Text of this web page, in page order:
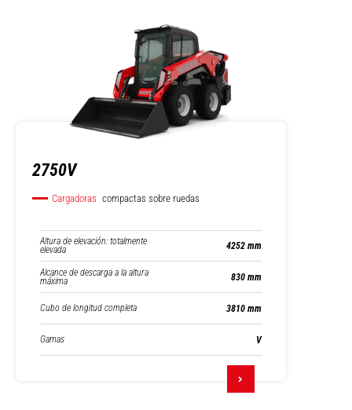
2750V
Cargadoras compactas sobre ruedas
Altura de elevación: totalmente
elevada 4252 mm
Alcance de descarga a la altura
máxima 830 mm
Cubo de longitud completa 3810 mm
Gamas V